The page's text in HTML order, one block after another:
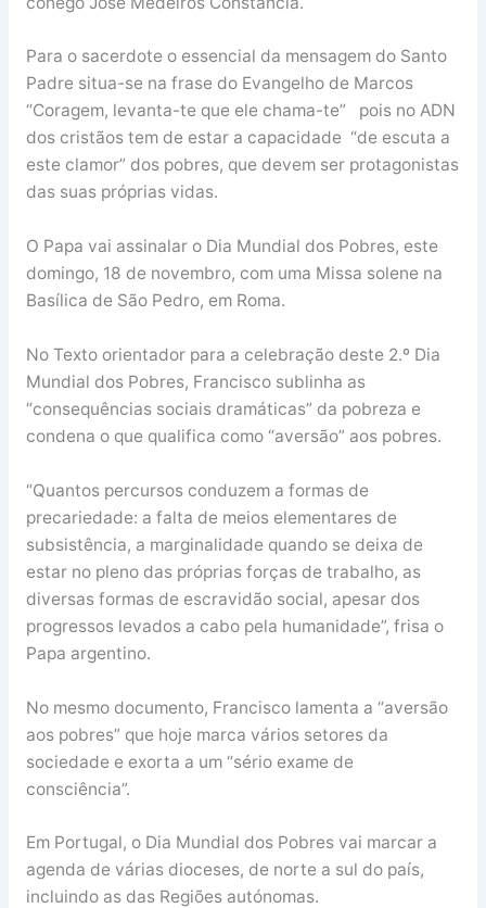
Para o sacerdote o essencial da mensagem do Santo
Padre situa-se na frase do Evangelho de Marcos
“Coragem, levanta-te que ele chama-te” pois no ADN
dos cristãos tem de estar a capacidade “de escuta a
este clamor” dos pobres, que devem ser protagonistas
das suas próprias vidas.
O Papa vai assinalar o Dia Mundial dos Pobres, este
domingo, 18 de novembro, com uma Missa solene na
Basílica de São Pedro, em Roma.
No Texto orientador para a celebração deste 2.º Dia
Mundial dos Pobres, Francisco sublinha as
“consequências sociais dramáticas” da pobreza e
condena o que qualifica como “aversão” aos pobres.
“Quantos percursos conduzem a formas de
precariedade: a falta de meios elementares de
subsistência, a marginalidade quando se deixa de
estar no pleno das próprias forças de trabalho, as
diversas formas de escravidão social, apesar dos
progressos levados a cabo pela humanidade”, frisa o
Papa argentino.
No mesmo documento, Francisco lamenta a “aversão
aos pobres” que hoje marca vários setores da
sociedade e exorta a um “sério exame de
consciência”.
Em Portugal, o Dia Mundial dos Pobres vai marcar a
agenda de várias dioceses, de norte a sul do país,
incluindo as das Regiões autónomas.